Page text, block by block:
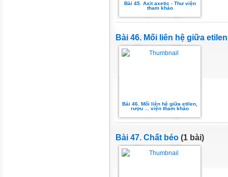
Bài 45. Axit axetic - Thư viện
tham khảo
Bài 46. Mối liên hệ giữa
Bài 46. Mối liên hệ giữa etilen,
rượu ... viện tham khảo
Bài 47. Chất béo (1 bài)